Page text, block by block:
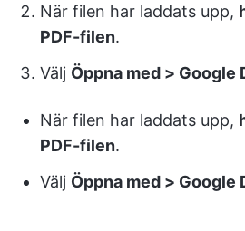
När filen har laddats upp,
PDF-filen.
Välj Öppna med > Google
När filen har laddats upp,
PDF-filen.
Välj Öppna med > Google